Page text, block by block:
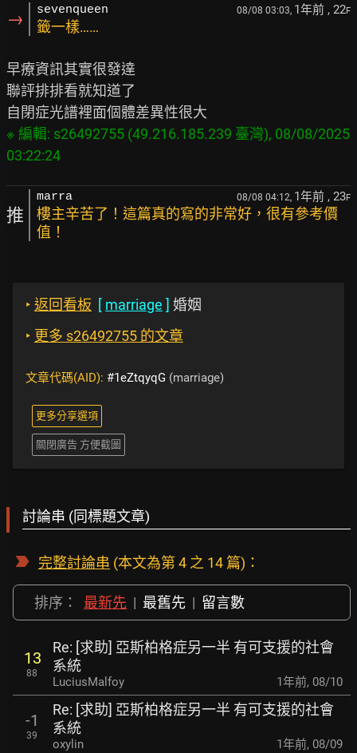
→ sevenqueen 08/08 03:03, 1年前 , 22F
籤一樣……
早療資訊其實很發達
聯評排排看就知道了
※ 編輯: s26492755 (49.216.185.239 臺灣), 08/08/2025
推
marra 08/08 04:12, 1年前 , 23F
樓主辛苦了！這篇真的寫的非常好，很有參考價
值！
‣ 返回看板 [ marriage ] 婚姻
‣ 更多 s26492755 的文章
文章代碼(AID): #1eZtqyqG (marriage)
更多分享選項
關閉廣告 方便截圖
討論串 (同標題文章)
完整討論串 (本文為第 4 之 14 篇)：
排序： 最新先 | 最舊先 | 留言數
13
88
Re: [求助] 亞斯柏格症另一半 有可支援的社會
系統
LuciusMalfoy 1年前, 08/10
-1
39
Re: [求助] 亞斯柏格症另一半 有可支援的社會
系統
oxylin 1年前, 08/09